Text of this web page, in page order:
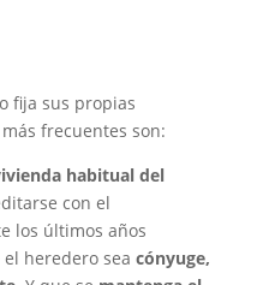
fija sus propias
frecuentes son:
habitual del
con el
los últimos años
heredero sea cónyuge,